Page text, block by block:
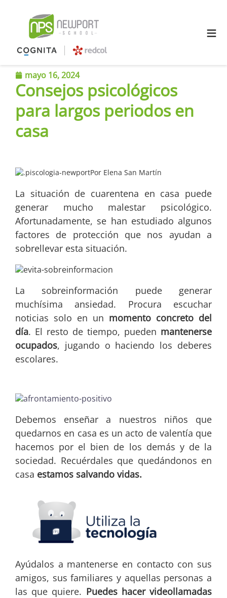
≡
mayo 16, 2024
Consejos psicológicos
para largos periodos en
casa
Por Elena San Martín
La situación de cuarentena en casa puede
generar mucho malestar psicológico.
Afortunadamente, se han estudiado algunos
factores de protección que nos ayudan a
sobrellevar esta situación.
La sobreinformación puede generar
muchísima ansiedad. Procura escuchar
noticias solo en un momento concreto del
día. El resto de tiempo, pueden mantenerse
ocupados, jugando o haciendo los deberes
escolares.
Debemos enseñar a nuestros niños que
quedarnos en casa es un acto de valentía que
hacemos por el bien de los demás y de la
sociedad. Recuérdales que quedándonos en
casa estamos salvando vidas.
Ayúdalos a mantenerse en contacto con sus
amigos, sus familiares y aquellas personas a
las que quiere. Puedes hacer videollamadas